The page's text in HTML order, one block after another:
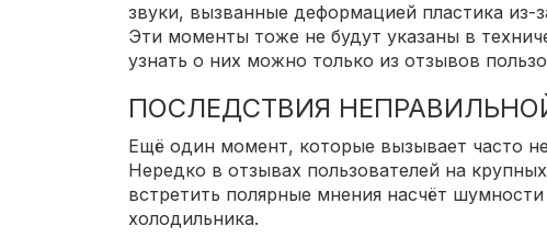
звуки, вызванные деформацией пластика из-
Эти моменты тоже не будут указаны в
узнать о них можно только из отзывов
ПОСЛЕДСТВИЯ
Ещё один момент, которые вызывает часто
Нередко в отзывах пользователей на
встретить полярные мнения насчёт
холодильника.